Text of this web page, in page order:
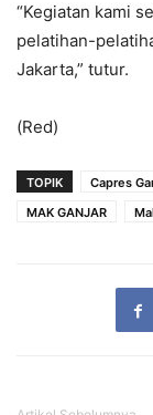
“Kegiatan kami
pelatihan-
Jakarta,” tutur.
(Red)
TOPIK Capres
MAK GANJAR